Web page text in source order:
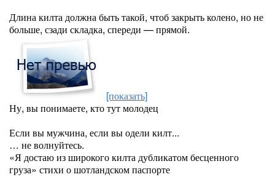
Длина килта должна быть такой, чтоб закрыть колено, но не
больше, сзади складка, спереди — прямой.
[показать]
Ну, вы понимаете, кто тут молодец
Если вы мужчина, если вы одели килт...
… не волнуйтесь.
«Я достаю из широкого килта дубликатом бесценного
груза» стихи о шотландском паспорте